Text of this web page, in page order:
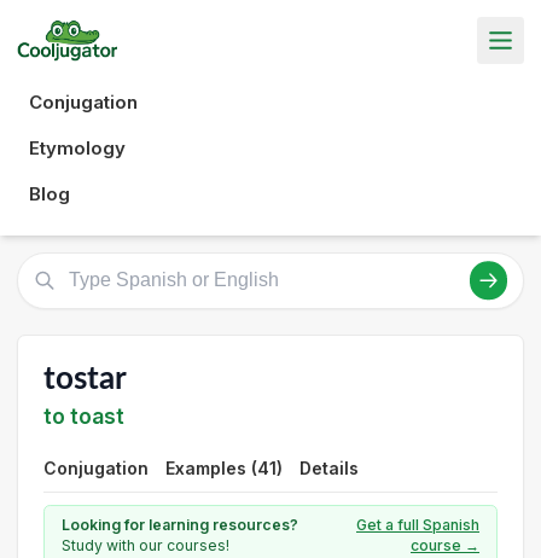
Conjugation
Etymology
Blog
tostar
to toast
Conjugation Examples (41) Details
Looking for learning resources?
Study with our courses!
Get a full Spanish
course →